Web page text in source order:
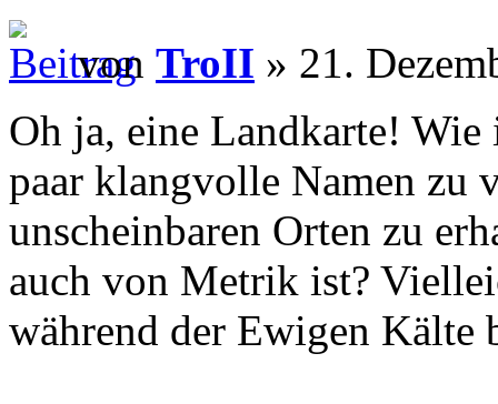
von TroII » 21.
Oh ja, eine Landkarte! Wie
paar klangvolle Namen zu
unscheinbaren Orten zu
auch von Metrik ist?
während der Ewigen Kälte